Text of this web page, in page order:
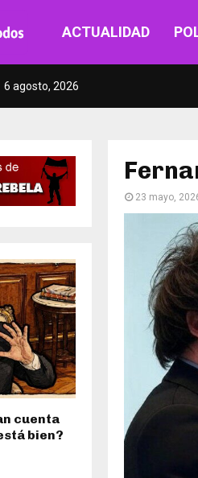
ACTUALIDAD
6 agosto, 2026
23 mayo,
cuenta
bien?